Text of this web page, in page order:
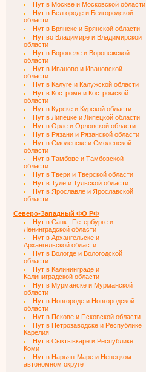
Нут в Москве и Московской области
Нут в Белгороде и Белгородской
области
Нут в Брянске и Брянской области
Нут во Владимире и Владимирской
области
Нут в Воронеже и Воронежской
области
Нут в Иваново и Ивановской
области
Нут в Калуге и Калужской области
Нут в Костроме и Костромской
области
Нут в Курске и Курской области
Нут в Липецке и Липецкой области
Нут в Орле и Орловской области
Нут в Рязани и Рязанской области
Нут в Смоленске и Смоленской
области
Нут в Тамбове и Тамбовской
области
Нут в Твери и Тверской области
Нут в Туле и Тульской области
Нут в Ярославле и Ярославской
области
Северо-Западный ФО РФ
Нут в Санкт-Петербурге и
Ленинградской области
Нут в Архангельске и
Архангельской области
Нут в Вологде и Вологодской
области
Нут в Калининграде и
Калиниградской области
Нут в Мурманске и Мурманской
области
Нут в Новгороде и Новгородской
области
Нут в Пскове и Псковской области
Нут в Петрозаводске и Республике
Карелия
Нут в Сыктывкаре и Республике
Коми
Нут в Нарьян-Маре и Ненецком
автономном округе